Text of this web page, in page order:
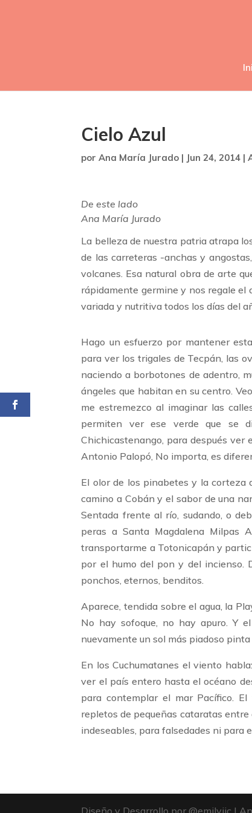
Cielo Azul
porAna María Jurado | Jun 24, 2014 |
De este lado
Ana María Jurado
La belleza de nuestra patria atrapa
de las carreteras -anchas y
volcanes. Esa natural obra de arte
rápidamente germine y nos regale el
variada y nutritiva todos los días del
Hago un esfuerzo por mantener
para ver los trigales de Tecpán, las
naciendo a borbotones de adentro,
ángeles que habitan en su centro.
me estremezco al imaginar las
permiten ver ese verde que se
Chichicastenango, para después ver
Antonio Palopó, No importa, es
El olor de los pinabetes y la corteza
camino a Cobán y el sabor de una
Sentada frente al río, sudando, o
peras a Santa Magdalena Milpas
transportarme a Totonicapán y
por el humo del pon y del incienso.
ponchos, eternos, benditos.
Aparece, tendida sobre el agua, la
No hay sofoque, no hay apuro. Y
nuevamente un sol más piadoso
En los Cuchumatanes el viento habla:
ver el país entero hasta el océano
para contemplar el mar Pacífico.
repletos de pequeñas cataratas entre
indeseables, para falsedades ni para
Diseño y Desarrollo por @emilyjjc |